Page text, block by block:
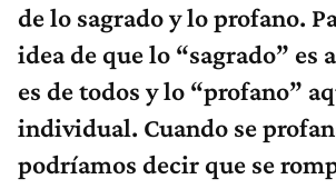
de lo sagrado y lo profano.
idea de que lo “sagrado” es
es de todos y lo “profano”
individual. Cuando se
podríamos decir que se